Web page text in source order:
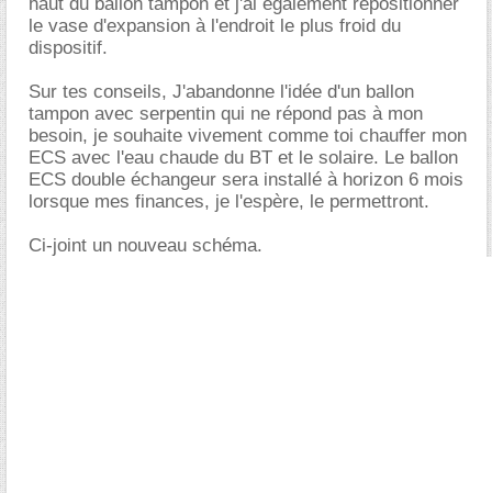
le vase d'expansion à l'endroit le plus froid du
dispositif.
Sur tes conseils, J'abandonne l'idée d'un ballon
tampon avec serpentin qui ne répond pas à mon
besoin, je souhaite vivement comme toi chauffer mon
ECS avec l'eau chaude du BT et le solaire. Le ballon
ECS double échangeur sera installé à horizon 6 mois
lorsque mes finances, je l'espère, le permettront.
Ci-joint un nouveau schéma.